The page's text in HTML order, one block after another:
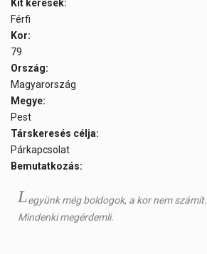
Kit keresek:
Férfi
Kor:
79
Ország:
Magyarország
Megye:
Pest
Társkeresés célja:
Párkapcsolat
Bemutatkozás:
Legyünk még boldogok, a kor nem számít.
Mindenki megérdemli.